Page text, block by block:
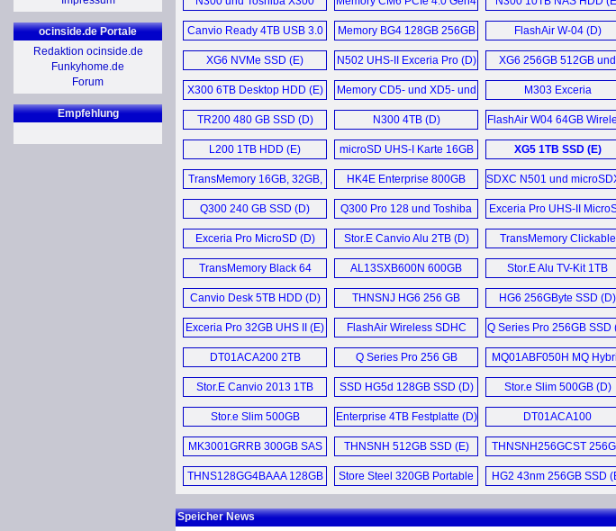
ocinside.de Portale
Redaktion ocinside.de
Funkyhome.de
Forum
Empfehlung
MG10AFA22TE 22TB
HDD (E)
Canvio Basics 2022 2TB
USB 3.2 Gen 1 External
HDD (E)
N300 16TB NAS
Festplatte (D)
Canvio Advance 2TB USB
3.2 Gen1 (E)
X300 14TB Performance
HDD (E)
X300 8TB HDD (E)
Mehr Speicher News ...
Satellite L50-B-120
Notebook (D)
47M7463DG (D)
CB30-102 Notebook (D)
Satellite P50-A-11L (D)
KIRAbook 13 i7 (E)
Mehr Sonstige News ...
14TB HDD (D)
SSD (D)
Canvio Ready 4TB USB 3.0
HDD (E)
Memory BG4 128GB 256GB
512GB und 1TB (D)
FlashAir W-04 (D)
XG6 NVMe SSD (E) N502 UHS-II Exceria Pro (D)
XG6 256GB 512GB und
1024GB (D)
X300 6TB Desktop HDD (E)
Memory CD5- und XD5- und
HK6-DC SSD (D)
M303 Exceria
microSDXC (D)
TR200 480 GB SSD (D) N300 4TB (D)
FlashAir W04 64GB
SDXC (D)
L200 1TB HDD (E)
microSD UHS-I Karte 16GB
bis 256GB (D)
XG5 1TB SSD (E)
TransMemory 16GB, 32GB,
64GB, 128GB (D)
HK4E Enterprise 800GB
SSD (E)
SDXC N501 und
M402 (D)
Q300 240 GB SSD (D)
Q300 Pro 128 und Toshiba
Q300 Pro 256 GB (D)
Exceria Pro UHS-II
Karten (D)
Exceria Pro MicroSD (D)
Stor.E Canvio Alu 2TB (D)
TransMemory Clickable
32GB (D)
TransMemory Black 64
GB (D)
AL13SXB600N 600GB
SAS (E)
Stor.E Alu TV-Kit 1TB
Festplatte (D)
Canvio Desk 5TB HDD (D)
THNSNJ HG6 256 GB
SSD (E)
HG6 256GByte SSD (D)
Exceria Pro 32GB UHS II (E)
FlashAir Wireless SDHC
32GB (D)
Q Series Pro 256GB SSD
DT01ACA200 2TB
Festplatten (D)
Q Series Pro 256 GB
SSD (D)
MQ01ABF050H MQ
Drive 500 GB SSHD (D)
Stor.E Canvio 2013 1TB
HDD (D)
SSD HG5d 128GB SSD (D) Stor.e Slim 500GB (D)
Stor.e Slim 500GB
Festplatten (D)
Enterprise 4TB Festplatte (D)
DT01ACA100
Festplatten (D)
MK3001GRRB 300GB SAS
HDD (E)
THNSNH 512GB SSD (E)
THNSNH256GCST
SSD (E)
THNS128GG4BAAA 128GB
SSD (E)
Store Steel 320GB Portable
Hard Drive (E)
HG2 43nm 256GB SSD
Speicher News